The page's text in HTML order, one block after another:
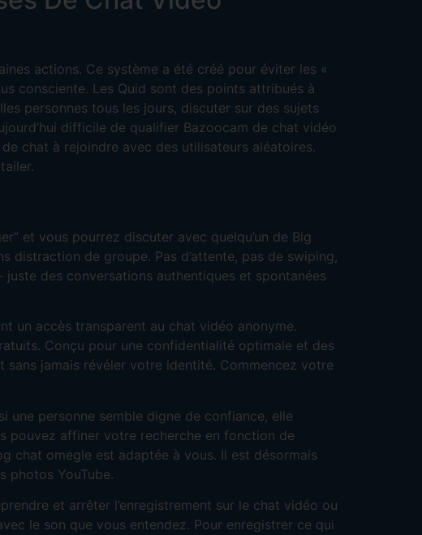
actions. Ce système a été créé pour éviter les «
consciente. Les Quid sont des points attribués à
personnes tous les jours, discuter sur des sujets
difficile de qualifier Bazoocam de chat vidéo
chat à rejoindre avec des utilisateurs aléatoires.
et vous pourrez discuter avec quelqu’un de Big
distraction de groupe. Pas d’attente, pas de swiping,
des conversations authentiques et spontanées
un accès transparent au chat vidéo anonyme.
Conçu pour une confidentialité optimale et des
jamais révéler votre identité. Commencez votre
une personne semble digne de confiance, elle
pouvez affiner votre recherche en fonction de
chat omegle est adaptée à vous. Il est désormais
photos YouTube.
et arrêter l’enregistrement sur le chat vidéo ou
le son que vous entendez. Pour enregistrer ce qui